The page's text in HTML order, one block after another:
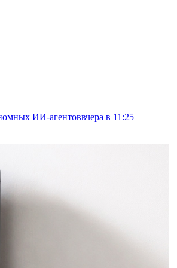
ИИ-агентоввчера в 11:25